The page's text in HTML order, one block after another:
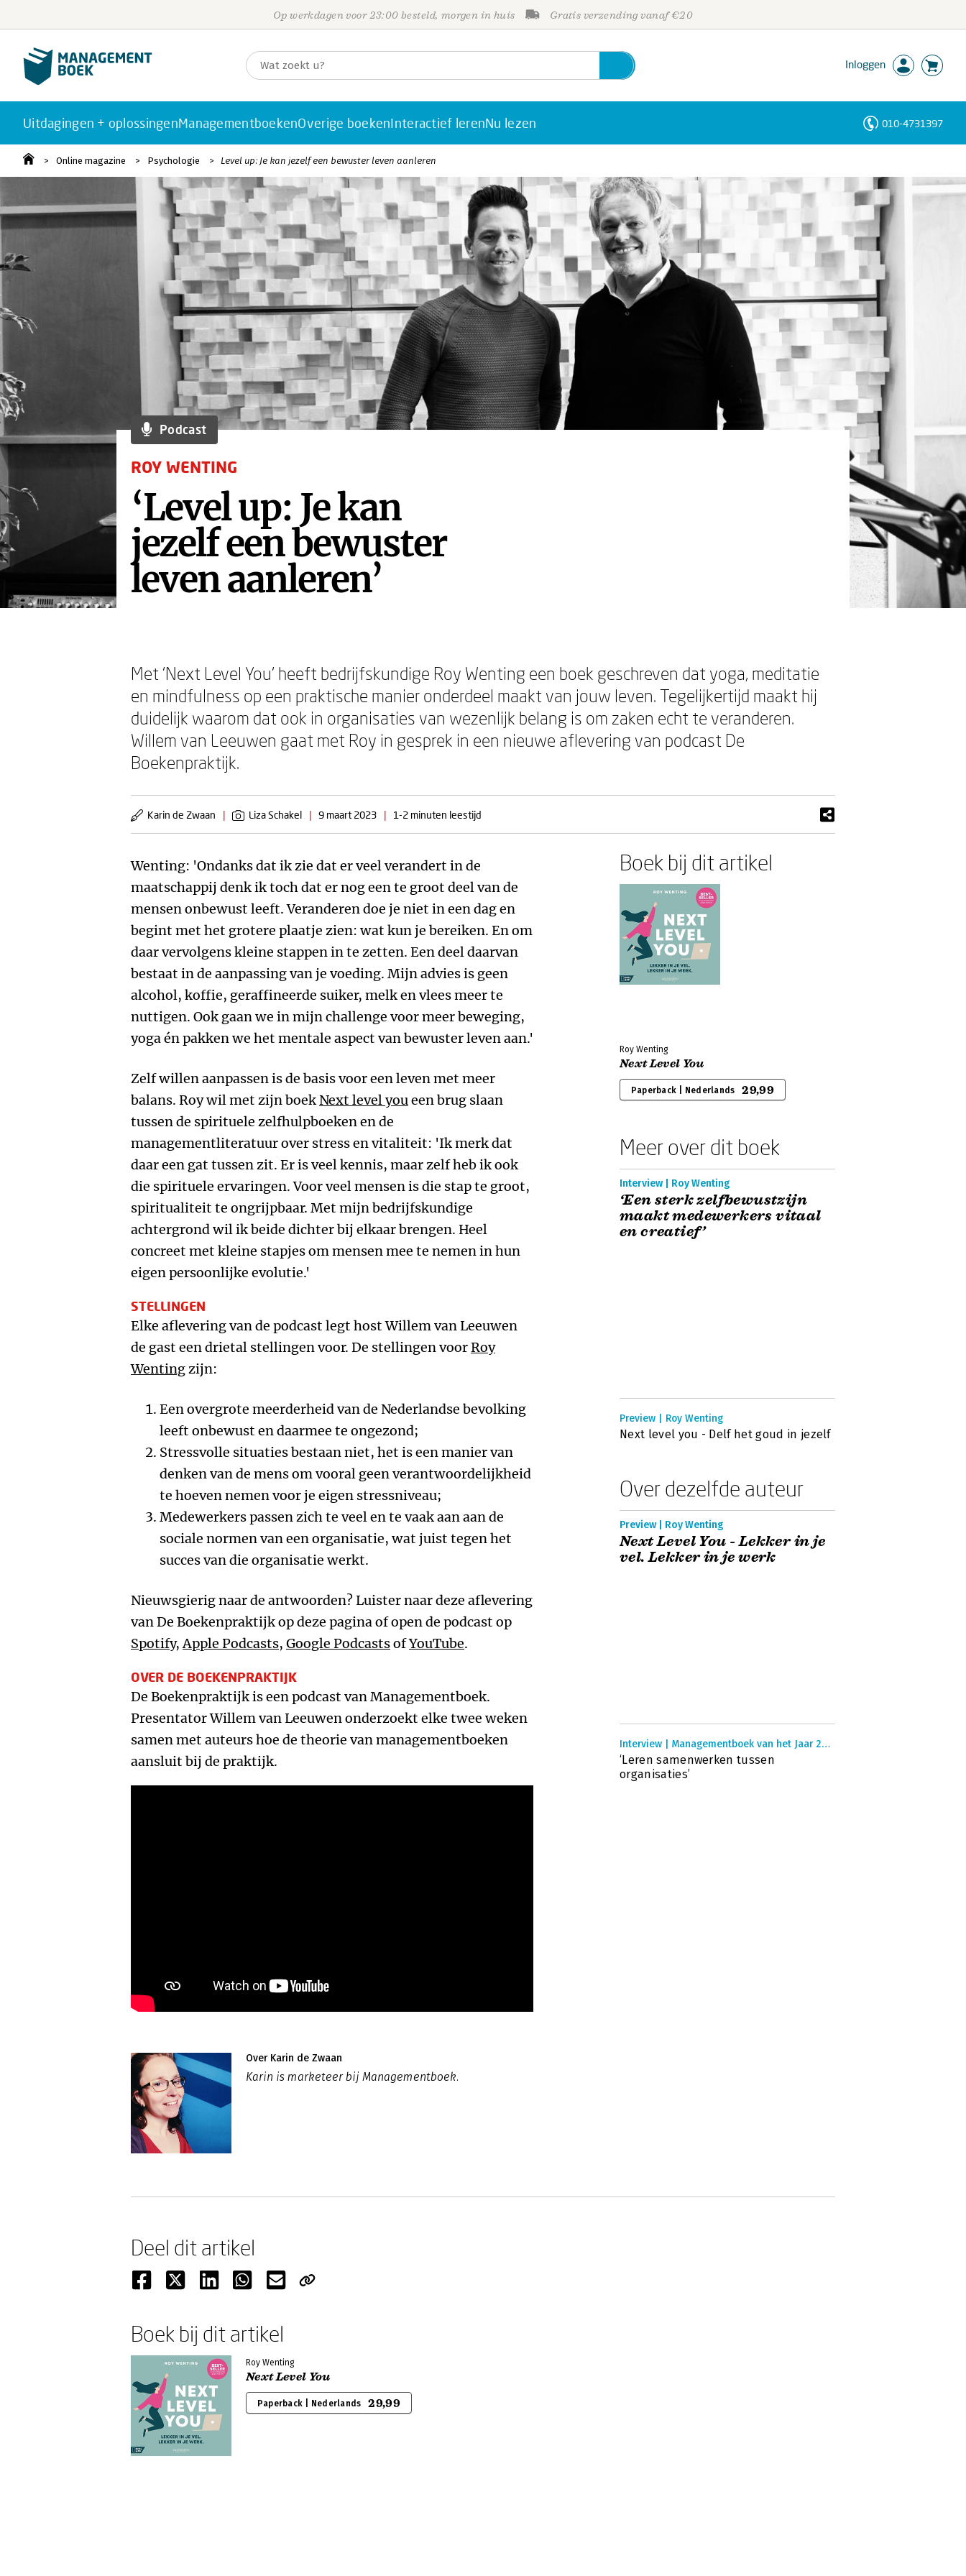
Op werkdagen voor 23:00 besteld, morgen in huis Gratis verzending vanaf €20
Inloggen
Uitdagingen + oplossingenManagementboekenOverige boekenInteractief lerenNu lezen 010-4731397
Online magazine Psychologie Level up: Je kan jezelf een bewuster leven aanleren
Podcast
ROY WENTING
‘Level up: Je kan
jezelf een bewuster
leven aanleren’
Met 'Next Level You' heeft bedrijfskundige Roy Wenting een boek geschreven dat yoga, meditatie
en mindfulness op een praktische manier onderdeel maakt van jouw leven. Tegelijkertijd maakt hij
duidelijk waarom dat ook in organisaties van wezenlijk belang is om zaken echt te veranderen.
Willem van Leeuwen gaat met Roy in gesprek in een nieuwe aflevering van podcast De
Boekenpraktijk.
Karin de Zwaan | Liza Schakel | 9 maart 2023 | 1-2 minuten leestijd
Wenting: 'Ondanks dat ik zie dat er veel verandert in de
maatschappij denk ik toch dat er nog een te groot deel van de
mensen onbewust leeft. Veranderen doe je niet in een dag en
begint met het grotere plaatje zien: wat kun je bereiken. En om
daar vervolgens kleine stappen in te zetten. Een deel daarvan
bestaat in de aanpassing van je voeding. Mijn advies is geen
alcohol, koffie, geraffineerde suiker, melk en vlees meer te
nuttigen. Ook gaan we in mijn challenge voor meer beweging,
yoga én pakken we het mentale aspect van bewuster leven aan.'
Zelf willen aanpassen is de basis voor een leven met meer
balans. Roy wil met zijn boekNext level youeen brug slaan
tussen de spirituele zelfhulpboeken en de
managementliteratuur over stress en vitaliteit: 'Ik merk dat
daar een gat tussen zit. Er is veel kennis, maar zelf heb ik ook
die spirituele ervaringen. Voor veel mensen is die stap te groot,
spiritualiteit te ongrijpbaar. Met mijn bedrijfskundige
achtergrond wil ik beide dichter bij elkaar brengen. Heel
concreet met kleine stapjes om mensen mee te nemen in hun
eigen persoonlijke evolutie.'
STELLINGEN
Elke aflevering van de podcast legt host Willem van Leeuwen
de gast een drietal stellingen voor. De stellingen voorRoy
Wentingzijn:
Een overgrote meerderheid van de Nederlandse bevolking
leeft onbewust en daarmee te ongezond;
Stressvolle situaties bestaan niet, het is een manier van
denken van de mens om vooral geen verantwoordelijkheid
te hoeven nemen voor je eigen stressniveau;
Medewerkers passen zich te veel en te vaak aan aan de
sociale normen van een organisatie, wat juist tegen het
succes van die organisatie werkt.
Nieuwsgierig naar de antwoorden? Luister naar deze aflevering
van De Boekenpraktijk op deze pagina of open de podcast op
Spotify,Apple Podcasts, Google PodcastsofYouTube.
OVER DE BOEKENPRAKTIJK
De Boekenpraktijk is een podcast van Managementboek.
Presentator Willem van Leeuwen onderzoekt elke twee weken
samen met auteurs hoe de theorie van managementboeken
aansluit bij de praktijk.
Over Karin de Zwaan
Karin is marketeer bij Managementboek.
Boek bij dit artikel
Roy Wenting
Next Level You
Paperback | Nederlands 29,99
Meer over dit boek
Interview | Roy Wenting
‘Een sterk zelfbewustzijn
maakt medewerkers vitaal
en creatief’
Preview | Roy Wenting
Next level you - Delf het goud in jezelf
Over dezelfde auteur
Preview | Roy Wenting
Next Level You - Lekker in je
vel. Lekker in je werk
Interview | Managementboek van het Jaar 2013
‘Leren samenwerken tussen
organisaties’
Deel dit artikel
Boek bij dit artikel
Roy Wenting
Next Level You
Paperback | Nederlands 29,99
Personen
Trefwoorden